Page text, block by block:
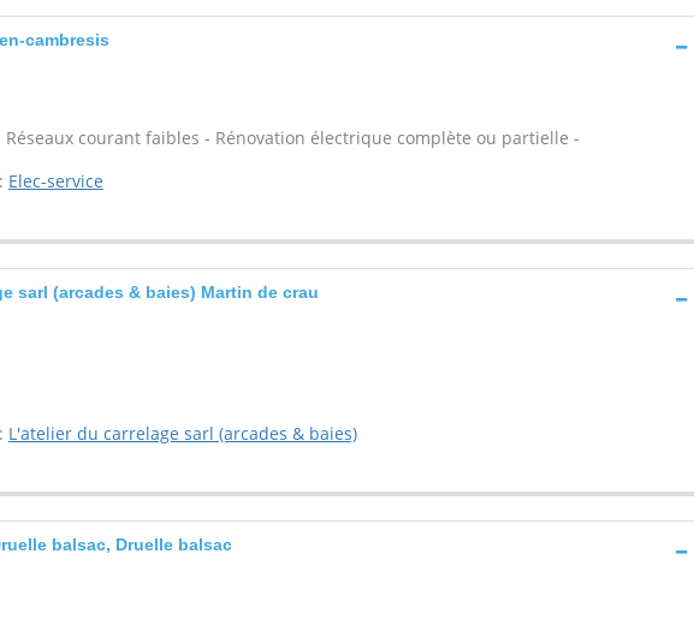
cambresis
courant faibles - Rénovation électrique complète ou partielle -
Elec-service
sarl (arcades & baies) Martin de crau
L'atelier du carrelage sarl (arcades & baies)
balsac, Druelle balsac